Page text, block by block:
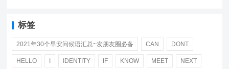
标签
2021年30个早安问候语汇总~发朋友圈必备 CAN DONT
HELLO IDENTITY IF KNOW MEET NEXT